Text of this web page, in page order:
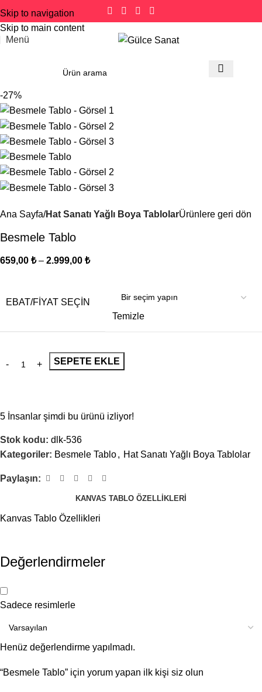
Skip to navigation
Skip to main content
Menü
-27%
Ana Sayfa Hat Sanatı Yağlı Boya TablolarÜrünlere geri dön
Besmele Tablo
659,00 ₺ – 2.999,00 ₺
EBAT/FİYAT SEÇİN
Temizle
SEPETE EKLE
5 İnsanlar şimdi bu ürünü izliyor!
Stok kodu: dlk-536
Kategoriler: Besmele Tablo, Hat Sanatı Yağlı Boya Tablolar
Paylaşın:
KANVAS TABLO ÖZELLIKLERI
Kanvas Tablo Özellikleri
Değerlendirmeler
Sadece resimlerle
Henüz değerlendirme yapılmadı.
“Besmele Tablo” için yorum yapan ilk kişi siz olun